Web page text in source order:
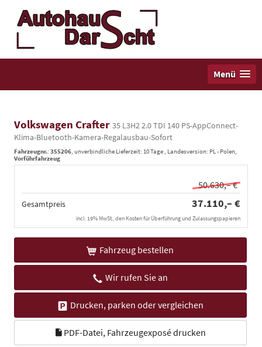
Menü
Volkswagen Crafter 35 L3H2 2.0 TDI 140 PS-AppConnect-
Klima-Bluetooth-Kamera-Regalausbau-Sofort
Fahrzeugnr.: 355206 , unverbindliche Lieferzeit: 10 Tage , Landesversion: PL - Polen,
Vorführfahrzeug
50.630,– €
Gesamtpreis 37.110,– €
incl. 19% MwSt., den Kosten für Überführung und Zulassungspapieren
Fahrzeug bestellen
Wir rufen Sie an
Drucken, parken oder vergleichen
PDF-Datei, Fahrzeugexposé drucken